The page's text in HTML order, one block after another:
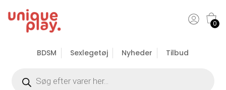
BDSM Sexlegetøj Nyheder Tilbud
0